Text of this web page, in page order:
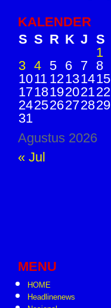
KALENDER
Agustus 2026
S S R K J S
1
3 4 5 6 7 8
1011 12131415
171819202122
242526272829
31
« Jul
MENU
HOME
Headlinenews